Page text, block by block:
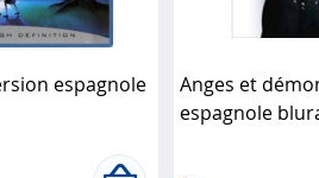
espagnole
Anges et
espagnole